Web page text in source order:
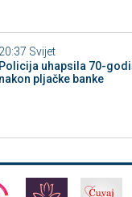
20:37 Svijet
Policija uhapsila 70-
nakon pljačke banke